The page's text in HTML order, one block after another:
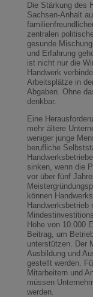
Die Stärkung des
Sachsen-Anhalt
zentralen
gesunde
und Erfahrung
ist nicht nur die
Handwerk
Arbeitsplätze in
Abgaben. Ohne
denkbar.
Eine
mehr ältere
weniger junge
berufliche
sinken, wenn die
vor über fünf
können
Handwerksbetrieb
Höhe von 10.000
Beitrag, um
unterstützen. Der
Ausbildung und
gestellt werden.
Mitarbeitern und
müssen
werden.